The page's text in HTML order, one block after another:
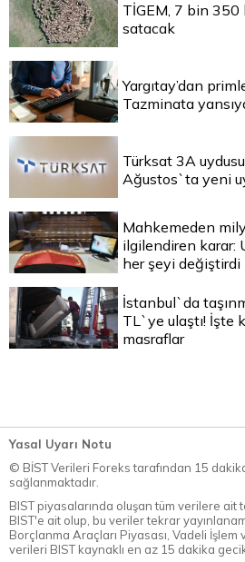
TİGEM, 7 bin 350
satacak
Yargıtay’dan
Tazminata
Türksat 3A
Ağustos`ta yeni
Mahkemeden
ilgilendiren karar:
her şeyi değiştirdi
İstanbul`da
TL`ye ulaştı! İşte
masraflar
Yasal Uyarı Notu
© BİST Verileri Foreks tarafından 15
sağlanmaktadır.
BIST piyasalarında oluşan tüm verilere ait
BIST'e ait olup, bu veriler tekrar
Borçlanma Araçları Piyasası, Vadeli İşlem
verileri BIST kaynaklı en az 15 dakika